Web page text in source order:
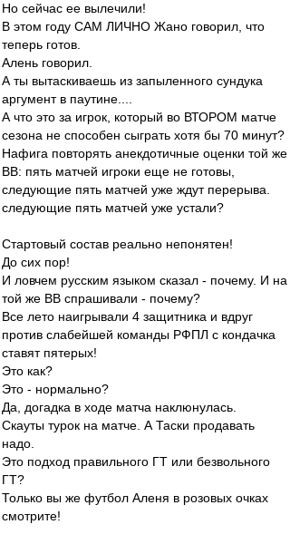
Но сейчас ее вылечили!
В этом году САМ ЛИЧНО Жано говорил, что
теперь готов.
Алень говорил.
А ты вытаскиваешь из запыленного сундука
аргумент в паутине....
А что это за игрок, который во ВТОРОМ матче
сезона не способен сыграть хотя бы 70 минут?
Нафига повторять анекдотичные оценки той же
ВВ: пять матчей игроки еще не готовы,
следующие пять матчей уже ждут перерыва.
следующие пять матчей уже устали?
Стартовый состав реально непонятен!
До сих пор!
И ловчем русским языком сказал - почему. И на
той же ВВ спрашивали - почему?
Все лето наигрывали 4 защитника и вдруг
против слабейшей команды РФПЛ с кондачка
ставят пятерых!
Это как?
Это - нормально?
Да, догадка в ходе матча наклюнулась.
Скауты турок на матче. А Таски продавать
надо.
Это подход правильного ГТ или безвольного
ГТ?
Только вы же футбол Аленя в розовых очках
смотрите!